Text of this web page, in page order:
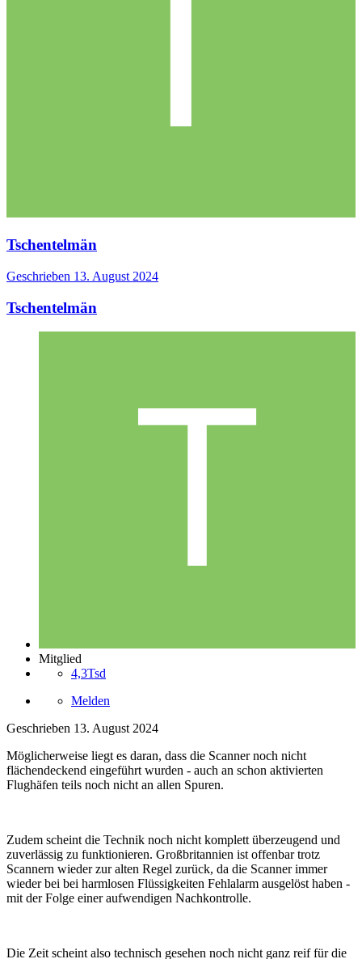
Tschentelmän
Geschrieben 13. August 2024
Tschentelmän
Mitglied
4,3Tsd
Melden
Geschrieben 13. August 2024
Möglicherweise liegt es daran, dass die Scanner noch nicht
flächendeckend eingeführt wurden - auch an schon aktivierten
Flughäfen teils noch nicht an allen Spuren.
Zudem scheint die Technik noch nicht komplett überzeugend und
zuverlässig zu funktionieren. Großbritannien ist offenbar trotz
Scannern wieder zur alten Regel zurück, da die Scanner immer
wieder bei bei harmlosen Flüssigkeiten Fehlalarm ausgelöst haben -
mit der Folge einer aufwendigen Nachkontrolle.
Die Zeit scheint also technisch gesehen noch nicht ganz reif für die